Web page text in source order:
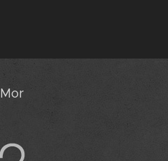
Mor